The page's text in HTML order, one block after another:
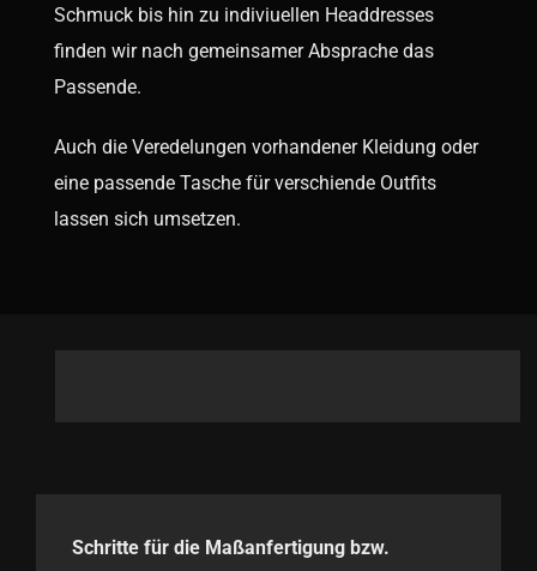
Schmuck bis hin zu indiviuellen Headdresses
finden wir nach gemeinsamer Absprache das
Passende.
Auch die Veredelungen vorhandener Kleidung oder
eine passende Tasche für verschiende Outfits
lassen sich umsetzen.
Schritte für die Maßanfertigung bzw.